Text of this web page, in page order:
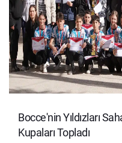
Bocce'nin Yıldızları
Kupaları Topladı